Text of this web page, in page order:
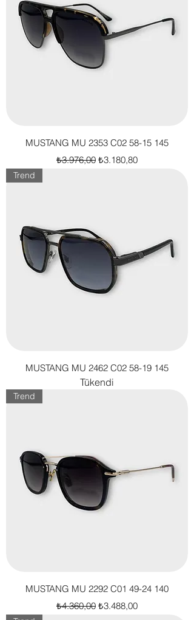
MUSTANG MU 2353 C02 58-15 145
Normal Fiyat
₺3.976,00 İndirimli Fiyat
₺3.180,80
Trend
MUSTANG MU 2462 C02 58-19 145
Tükendi
Trend
MUSTANG MU 2292 C01 49-24 140
Normal Fiyat
₺4.360,00 İndirimli Fiyat
₺3.488,00